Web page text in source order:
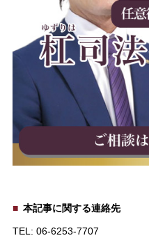
本記事に関する連絡先
TEL: 06-6253-7707